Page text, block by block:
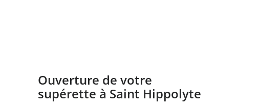
Ouverture de votre
supérette à Saint Hippolyte